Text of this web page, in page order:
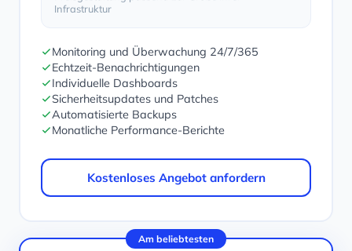
Infrastruktur
Monitoring und Überwachung 24/7/365
Echtzeit-Benachrichtigungen
Individuelle Dashboards
Sicherheitsupdates und Patches
Automatisierte Backups
Monatliche Performance-Berichte
Kostenloses Angebot anfordern
Am beliebtesten